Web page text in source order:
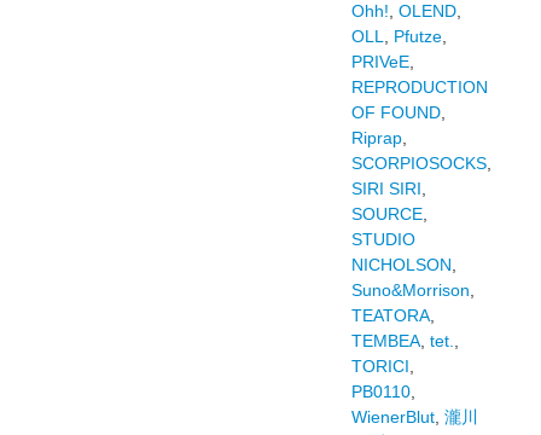
Ohh!, OLEND,
OLL, Pfutze,
PRIVeE,
REPRODUCTION
OF FOUND,
Riprap,
SCORPIOSOCKS,
SIRI SIRI,
SOURCE,
STUDIO
NICHOLSON,
Suno&Morrison,
TEATORA,
TEMBEA, tet.,
TORICI,
PB0110,
WienerBlut, 瀧川